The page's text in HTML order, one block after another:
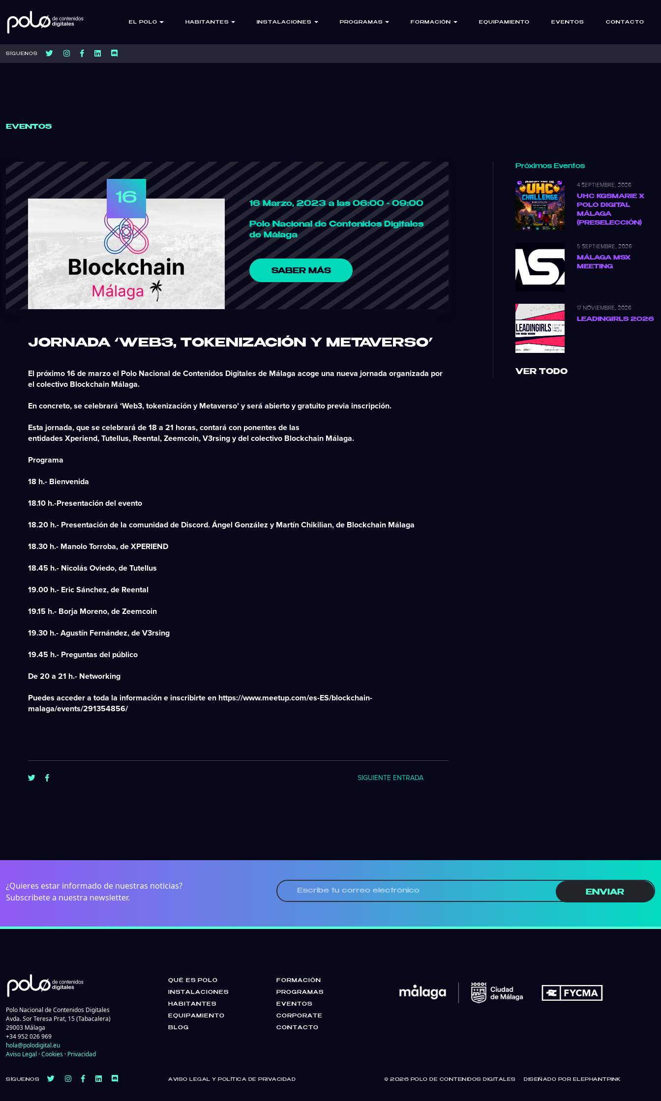
EL POLO HABITANTES INSTALACIONES PROGRAMAS FORMACIÓN EQUIPAMIENTO EVENTOS CONTACTO
SÍGUENOS
EVENTOS
16 16 Marzo, 2023 a las 06:00 - 09:00
Polo Nacional de Contenidos Digitales
de Málaga
SABER MÁS
JORNADA ‘WEB3, TOKENIZACIÓN Y METAVERSO’
El próximo 16 de marzo el Polo Nacional de Contenidos Digitales de Málaga acoge una nueva jornada organizada por
el colectivo Blockchain Málaga.
En concreto, se celebrará ‘Web3, tokenización y Metaverso’ y será abierto y gratuito previa inscripción.
Esta jornada, que se celebrará de 18 a 21 horas, contará con ponentes de las
entidades Xperiend, Tutellus, Reental, Zeemcoin, V3rsing y del colectivo Blockchain Málaga.
Programa
18 h.- Bienvenida
18.10 h.-Presentación del evento
18.20 h.- Presentación de la comunidad de Discord. Ángel González y Martín Chikilian, de Blockchain Málaga
18.30 h.- Manolo Torroba, de XPERIEND
18.45 h.- Nicolás Oviedo, de Tutellus
19.00 h.- Eric Sánchez, de Reental
19.15 h.- Borja Moreno, de Zeemcoin
19.30 h.- Agustín Fernández, de V3rsing
19.45 h.- Preguntas del público
De 20 a 21 h.- Networking
Puedes acceder a toda la información e inscribirte en https://www.meetup.com/es-ES/blockchain-
malaga/events/291354856/
SIGUIENTE ENTRADA
Próximos Eventos
4 SEPTIEMBRE, 2026
UHC KGSMARIE X
POLO DIGITAL
MÁLAGA
(PRESELECCIÓN)
5 SEPTIEMBRE, 2026
MÁLAGA MSX
MEETING
17 NOVIEMBRE, 2026
LEADINGIRLS 2026
VER TODO
¿Quieres estar informado de nuestras noticias?
Subscribete a nuestra newsletter.
ENVIAR
Polo Nacional de Contenidos Digitales
Avda. Sor Teresa Prat, 15 (Tabacalera)
29003 Málaga
+34 952 026 969
hola@polodigital.eu
Aviso Legal ·Cookies · Privacidad
QUÉ ES POLO
INSTALACIONES
HABITANTES
EQUIPAMIENTO
BLOG
FORMACIÓN
PROGRAMAS
EVENTOS
CORPORATE
CONTACTO
SÍGUENOS AVISO LEGAL Y POLÍTICA DE PRIVACIDAD © 2026 POLO DE CONTENIDOS DIGITALES · DISEÑADO POR ELEPHANTPINK